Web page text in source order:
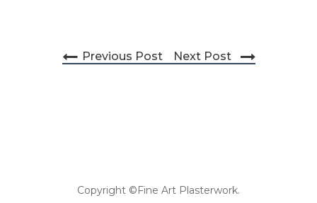
Post navigation
Previous Post Next Post
Copyright ©Fine Art Plasterwork.